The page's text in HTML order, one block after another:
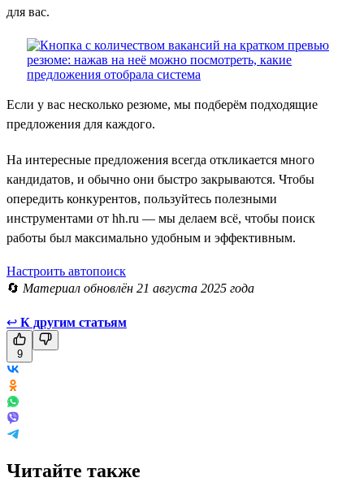
для вас.
Если у вас несколько резюме, мы подберём подходящие
предложения для каждого.
На интересные предложения всегда откликается много
кандидатов, и обычно они быстро закрываются. Чтобы
опередить конкурентов, пользуйтесь полезными
инструментами от hh.ru — мы делаем всё, чтобы поиск
работы был максимально удобным и эффективным.
Настроить автопоиск
🔄 Материал обновлён 21 августа 2025 года
↩ К другим статьям
9
Читайте также